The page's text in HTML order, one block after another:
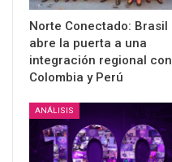
Norte Conectado: Brasil
abre la puerta a una
integración regional con
Colombia y Perú
ANÁLISIS